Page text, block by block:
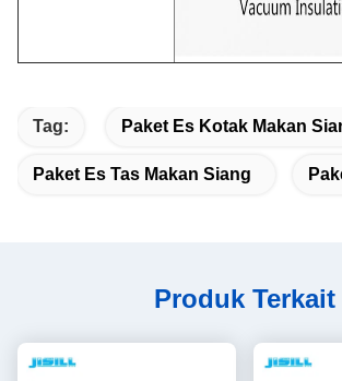
Tag: Paket Es Kotak Makan
Paket Es Tas Makan Siang
Produk Terkait